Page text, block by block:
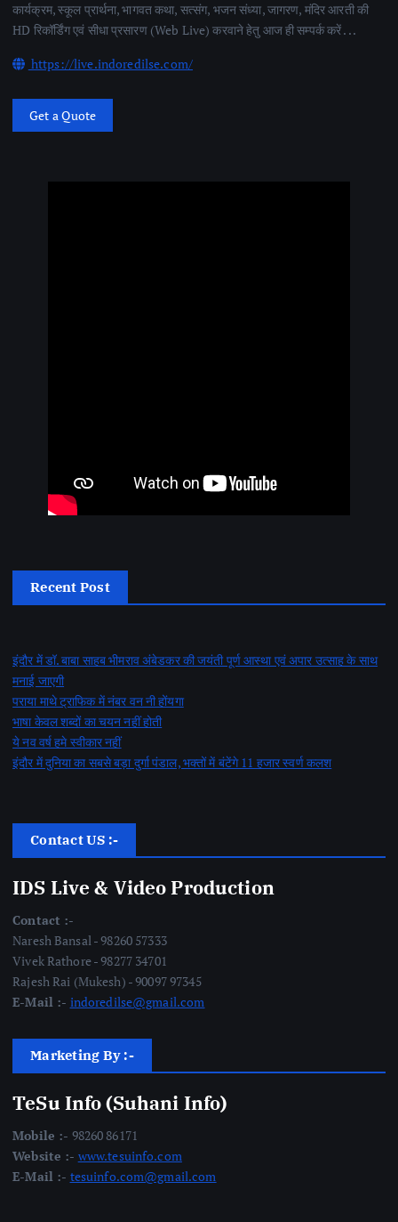
कार्यक्रम, स्कूल प्रार्थना, भागवत कथा, सत्संग, भजन संध्या, जागरण, मंदिर आरती की
HD रिकॉर्डिंग एवं सीधा प्रसारण (Web Live) करवाने हेतु आज ही सम्पर्क करें . . .
https://live.indoredilse.com/
Get a Quote
Recent Post
इंदौर में डॉ. बाबा साहब भीमराव अंबेडकर की जयंती पूर्ण आस्था एवं अपार उत्साह के साथ
मनाई जाएगी
पराया माथे ट्राफिक में नंबर वन नी होंयगा
भाषा केवल शब्दों का चयन नहीं होती
ये नव वर्ष हमे स्वीकार नहीं
इंदौर में दुनिया का सबसे बड़ा दुर्गा पंडाल, भक्तों में बंटेंगे 11 हजार स्वर्ण कलश
Contact US :-
IDS Live & Video Production
Contact :-
Naresh Bansal - 98260 57333
Vivek Rathore - 98277 34701
Rajesh Rai (Mukesh) - 90097 97345
E-Mail :- indoredilse@gmail.com
Marketing By :-
TeSu Info (Suhani Info)
Mobile :- 98260 86171
Website :- www.tesuinfo.com
E-Mail :- tesuinfo.com@gmail.com